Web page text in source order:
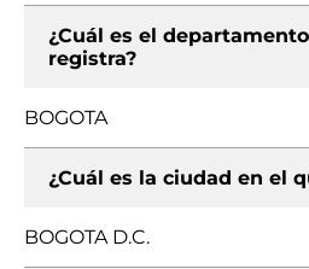
¿Cuál es el
registra?
BOGOTA
¿Cuál es la ciudad en el
BOGOTA D.C.